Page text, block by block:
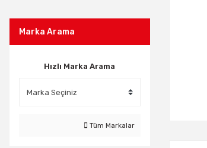
Marka Arama
Hızlı Marka Arama
Tüm Markalar